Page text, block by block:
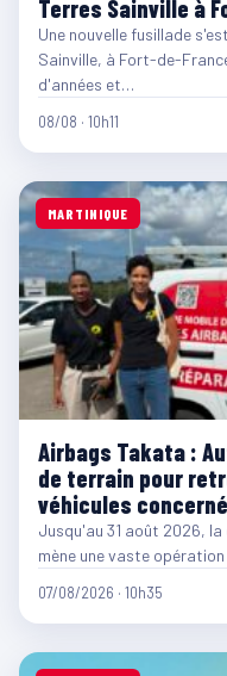
Terres Sainville à
Une nouvelle fusillade
Sainville, à Fort-de-
d'années et…
08/08 · 10h11
MARTINIQUE
Airbags Takata :
de terrain pour
véhicules
Jusqu'au 31 août 2026,
mène une vaste
07/08/2026 · 10h35